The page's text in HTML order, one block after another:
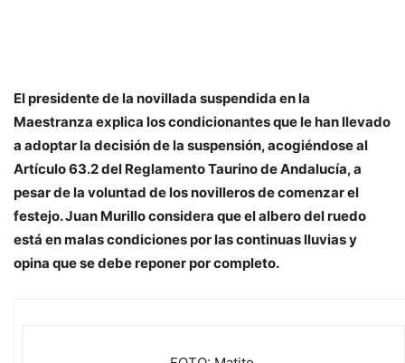
El presidente de la novillada suspendida en la
Maestranza explica los condicionantes que le han llevado
a adoptar la decisión de la suspensión, acogiéndose al
Artículo 63.2 del Reglamento Taurino de Andalucía, a
pesar de la voluntad de los novilleros de comenzar el
festejo. Juan Murillo considera que el albero del ruedo
está en malas condiciones por las continuas lluvias y
opina que se debe reponer por completo.